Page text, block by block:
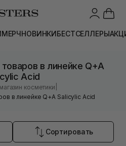
МЕРЧНОВИНКИБЕСТСЕЛЛЕРЫ
в линейке Q+A
Acid
косметики
в линейке Q+A Salicylic Acid
Сортировать